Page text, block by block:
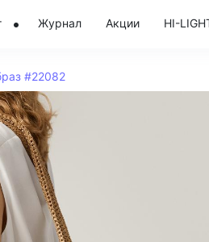
Журнал Акции HI-
#22082